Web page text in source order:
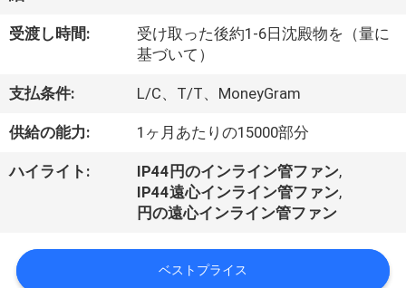
つ
て
工
行
受渡し時間:
受け取った後約1-6日沈殿物を（量に
基づいて）
支払条件: L/C、T/T、MoneyGram
供給の能力: 1ヶ月あたりの15000部分
ハイライト: IP44円のインライン管ファン,
IP44遠心インライン管ファン,
円の遠心インライン管ファン
ベストプライス